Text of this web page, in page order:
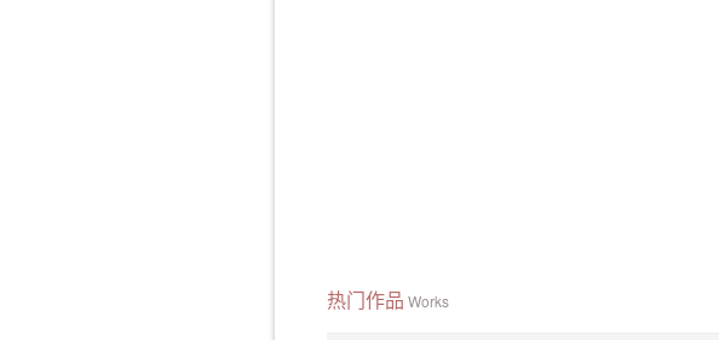
热门作品 Works